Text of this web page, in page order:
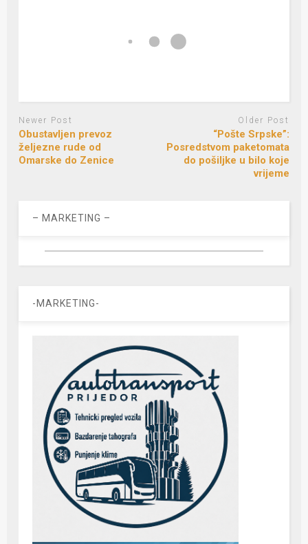
Newer Post
Obustavljen prevoz
željezne rude od
Omarske do Zenice
Older Post
“Pošte Srpske”:
Posredstvom paketomata
do pošiljke u bilo koje
vrijeme
– MARKETING –
-MARKETING-